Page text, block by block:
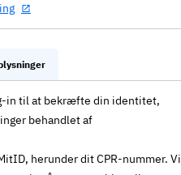
in til at bekræfte din identitet,
behandlet af
herunder dit CPR-nummer. Vi